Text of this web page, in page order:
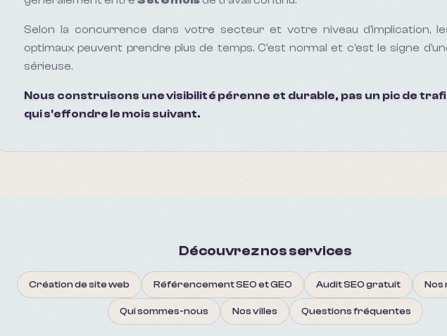
Selon la concurrence dans votre secteur et votre niveau d'implication,
optimaux peuvent prendre plus de temps. C'est normal et c'est le signe
sérieuse.
Nous construisons une visibilité pérenne et durable, pas un pic de
qui s'effondre le mois suivant.
Découvrez nos services
Création de site web Référencement SEO et GEO Audit SEO gratuit Nos
Qui sommes-nous Nos villes Questions fréquentes